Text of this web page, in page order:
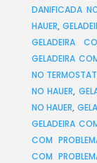
DANIFICADA
HAUER,
GELADEIRA
GELADEIRA
NO
NO HAUER,
NO HAUER,
GELADEIRA
COM
COM